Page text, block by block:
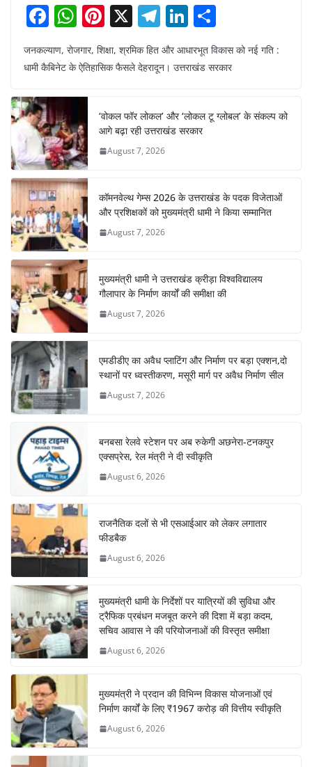
F
c
b
o
o
k
W
at
s
A
p
p
Pi
er
st
X T
el
e
a
m
Li
k
dI
n
h
ar
जनकल्याण, रोजगार, शिक्षा, श्रमिक हित और आधारभूत विकास को नई गति :
धामी कैबिनेट के ऐतिहासिक फैसले देहरादून। उत्तराखंड सरकार
‘वोकल फॉर लोकल’ और ‘लोकल टू ग्लोबल’ के संकल्प को
आगे बढ़ा रही उत्तराखंड सरकार
August 7, 2026
कॉमनवेल्थ गेम्स 2026 के उत्तराखंड के पदक विजेताओं
और प्रशिक्षकों को मुख्यमंत्री धामी ने किया सम्मानित
August 7, 2026
मुख्यमंत्री धामी ने उत्तराखंड क्रीड़ा विश्वविद्यालय
गौलापार के निर्माण कार्यों की समीक्षा की
August 7, 2026
एमडीडीए का अवैध प्लाटिंग और निर्माण पर बड़ा एक्शन,दो
स्थानों पर ध्वस्तीकरण, मसूरी मार्ग पर अवैध निर्माण सील
August 7, 2026
बनबसा रेलवे स्टेशन पर अब रुकेगी अछनेरा-टनकपुर
एक्सप्रेस, रेल मंत्री ने दी स्वीकृति
August 6, 2026
राजनैतिक दलों से भी एसआईआर को लेकर लगातार
फीडबैक
August 6, 2026
मुख्यमंत्री धामी के निर्देशों पर यात्रियों की सुविधा और
ट्रैफिक प्रबंधन मजबूत करने की दिशा में बड़ा कदम,
सचिव आवास ने की परियोजनाओं की विस्तृत समीक्षा
August 6, 2026
मुख्यमंत्री ने प्रदान की विभिन्न विकास योजनाओं एवं
निर्माण कार्यों के लिए ₹1967 करोड़ की वित्तीय स्वीकृति
August 6, 2026